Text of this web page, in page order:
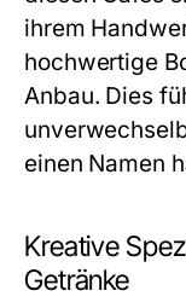
ihrem
hochwertige
Anbau. Dies
einen Namen
Kreative
Getränke